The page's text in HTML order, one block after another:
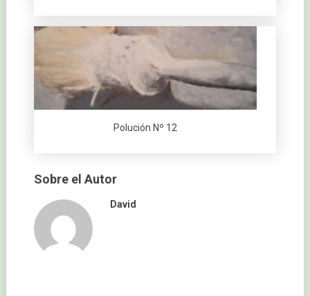
Polución Nº 12
Sobre el Autor
David